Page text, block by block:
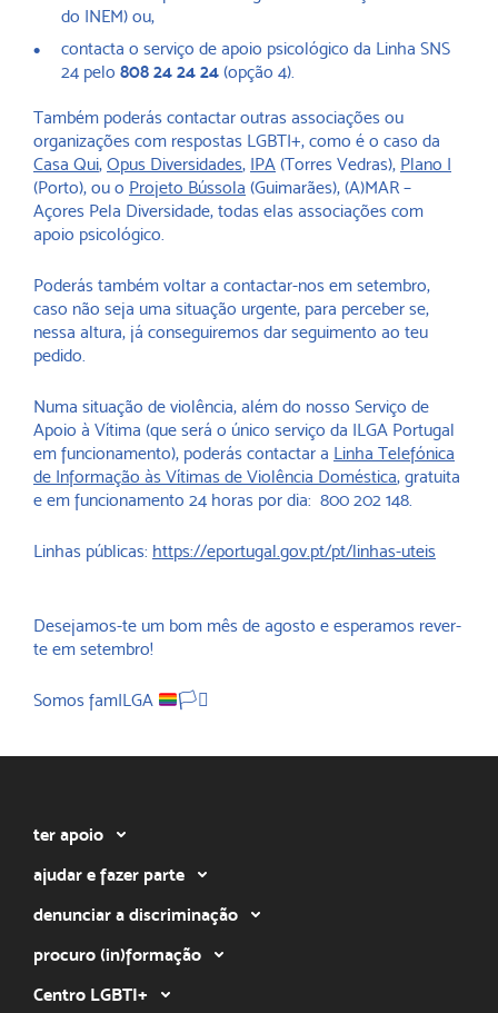
do INEM) ou,
contacta o serviço de apoio psicológico da Linha SNS
24 pelo 808 24 24 24 (opção 4).
Também poderás contactar outras associações ou
organizações com respostas LGBTI+, como é o caso da
Casa Qui, Opus Diversidades, IPA (Torres Vedras), Plano I
(Porto), ou o Projeto Bússola (Guimarães), (A)MAR –
Açores Pela Diversidade, todas elas associações com
apoio psicológico.
Poderás também voltar a contactar-nos em setembro,
caso não seja uma situação urgente, para perceber se,
nessa altura, já conseguiremos dar seguimento ao teu
pedido.
Numa situação de violência, além do nosso Serviço de
Apoio à Vítima (que será o único serviço da ILGA Portugal
em funcionamento), poderás contactar a Linha Telefónica
de Informação às Vítimas de Violência Doméstica, gratuita
e em funcionamento 24 horas por dia: 800 202 148.
Linhas públicas: https://eportugal.gov.pt/pt/linhas-uteis
Desejamos-te um bom mês de agosto e esperamos rever-
te em setembro!
Somos famILGA 🏳️‍⚧️
ter apoio
ajudar e fazer parte
denunciar a discriminação
procuro (in)formação
Centro LGBTI+